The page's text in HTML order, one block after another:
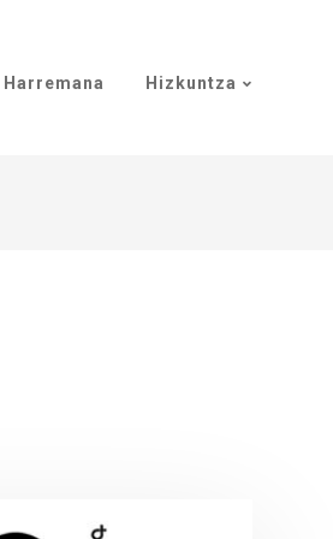
Harremana Hizkuntza